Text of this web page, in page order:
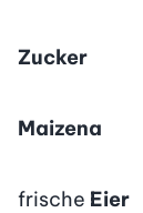
Zucker
Maizena
frische Eier